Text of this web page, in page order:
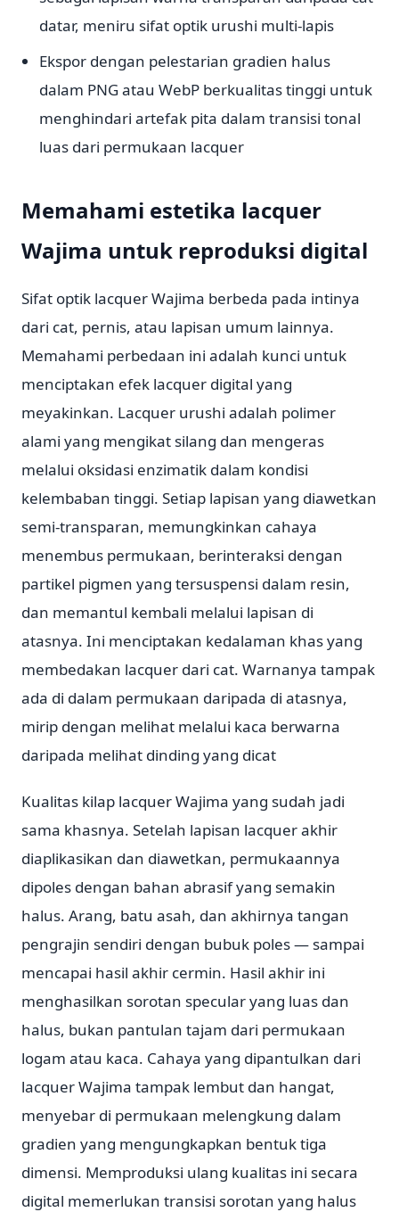
datar, meniru sifat optik urushi multi-lapis
Ekspor dengan pelestarian gradien halus
dalam PNG atau WebP berkualitas tinggi untuk
menghindari artefak pita dalam transisi tonal
luas dari permukaan lacquer
Memahami estetika lacquer
Wajima untuk reproduksi digital
Sifat optik lacquer Wajima berbeda pada intinya
dari cat, pernis, atau lapisan umum lainnya.
Memahami perbedaan ini adalah kunci untuk
menciptakan efek lacquer digital yang
meyakinkan. Lacquer urushi adalah polimer
alami yang mengikat silang dan mengeras
melalui oksidasi enzimatik dalam kondisi
kelembaban tinggi. Setiap lapisan yang diawetkan
semi-transparan, memungkinkan cahaya
menembus permukaan, berinteraksi dengan
partikel pigmen yang tersuspensi dalam resin,
dan memantul kembali melalui lapisan di
atasnya. Ini menciptakan kedalaman khas yang
membedakan lacquer dari cat. Warnanya tampak
ada di dalam permukaan daripada di atasnya,
mirip dengan melihat melalui kaca berwarna
daripada melihat dinding yang dicat
Kualitas kilap lacquer Wajima yang sudah jadi
sama khasnya. Setelah lapisan lacquer akhir
diaplikasikan dan diawetkan, permukaannya
dipoles dengan bahan abrasif yang semakin
halus. Arang, batu asah, dan akhirnya tangan
pengrajin sendiri dengan bubuk poles — sampai
mencapai hasil akhir cermin. Hasil akhir ini
menghasilkan sorotan specular yang luas dan
halus, bukan pantulan tajam dari permukaan
logam atau kaca. Cahaya yang dipantulkan dari
lacquer Wajima tampak lembut dan hangat,
menyebar di permukaan melengkung dalam
gradien yang mengungkapkan bentuk tiga
dimensi. Memproduksi ulang kualitas ini secara
digital memerlukan transisi sorotan yang halus